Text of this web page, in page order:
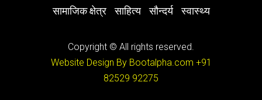
सामाजिक क्षेत्र
साहित्य सौन्दर्य स्वास्थ्य
Copyright © All rights reserved.
Website Design By Bootalpha.com +91
82529 92275